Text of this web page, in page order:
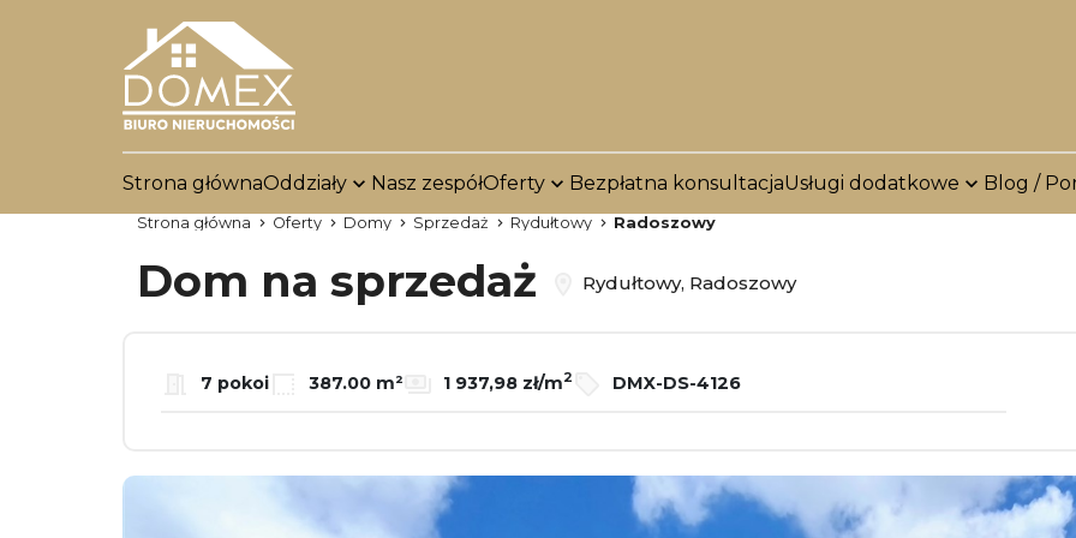
Strona głównaOddziały Nasz zespółOferty Bezpłatna konsultacjaUsługi dodatkowe Blog /
Strona główna Oferty Domy Sprzedaż Rydułtowy Radoszowy
Dom na sprzedaż Rydułtowy, Radoszowy
7 pokoi 387.00 m² 1 937,98 zł/m2 DMX-DS-4126